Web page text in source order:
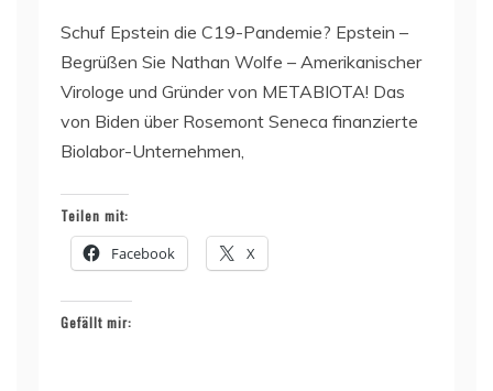
Schuf Epstein die C19-Pandemie? Epstein –
Begrüßen Sie Nathan Wolfe – Amerikanischer
Virologe und Gründer von METABIOTA! Das
von Biden über Rosemont Seneca finanzierte
Biolabor-Unternehmen,
Teilen mit:
Facebook X
Gefällt mir: